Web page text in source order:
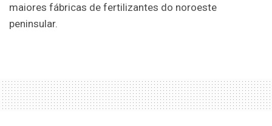
maiores fábricas de fertilizantes do noroeste
peninsular.